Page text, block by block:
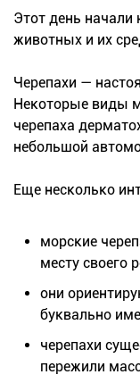
Этот день
животных и их
Черепахи —
Некоторые виды
черепаха
небольшой
Еще несколько
морские
месту своего
они
буквально
черепахи
пережили